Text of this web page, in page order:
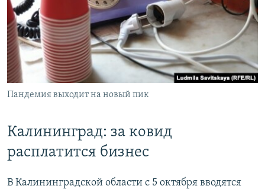
Пандемия выходит на новый пик
Калининград: за ковид
расплатится бизнес
В Калининградской области с 5 октября вводятся